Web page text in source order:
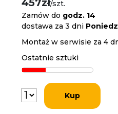
457zł/szt.
Zamów do godz. 14
dostawa za 3 dni
Montaż w serwisie za 4
Ostatnie sztuki
Kup